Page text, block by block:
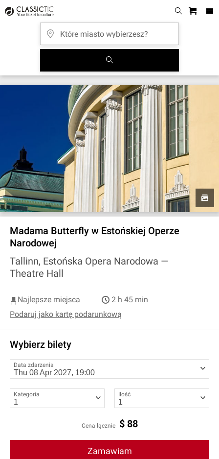
Madama Butterfly w Estońskiej Operze
Narodowej
Tallinn, Estońska Opera Narodowa —
Theatre Hall
Najlepsze miejsca
2 h 45 min
Podaruj jako kartę podarunkową
Wybierz bilety
Data zdarzenia
Kategoria Ilość
Cena łącznie $ 88
Zamawiam